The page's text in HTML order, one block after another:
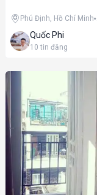
Quốc Phi
10 tin đăng
Phú Định, Hồ Chí Minh